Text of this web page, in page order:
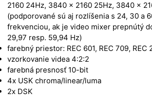
2160 24Hz, 3840 x 2160 25Hz, 3840 x
(podporované sú aj rozlíšenia s 24, 30 a
frekvenciou, ak je video mixer prepnútý
29,97 resp. 59,94 Hz)
farebný priestor: REC 601, REC 709, REC
vzorkovanie videa 4:2:2
farebná presnosť 10-bit
4x USK chroma/linear/luma
2x DSK